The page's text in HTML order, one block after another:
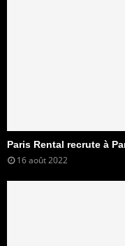
Paris Rental recrute à
16 août 2022